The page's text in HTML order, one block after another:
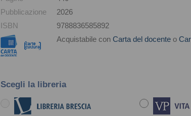
Pubblicazione
2026
ISBN
9788836585892
Acquistabile con Carta del docente o
Scegli la libreria